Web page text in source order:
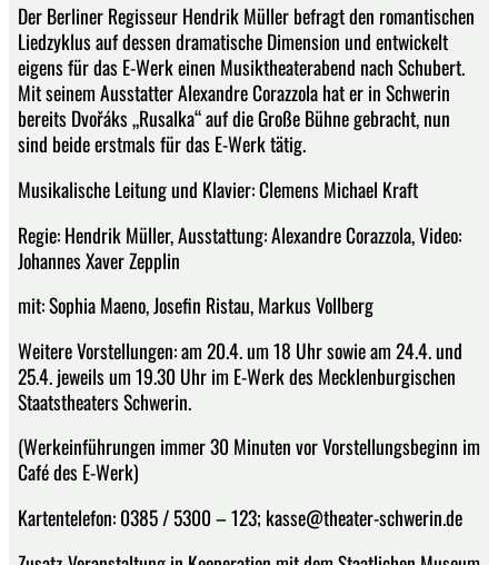
Der Berliner Regisseur Hendrik Müller befragt den romantischen
Liedzyklus auf dessen dramatische Dimension und entwickelt
eigens für das E-Werk einen Musiktheaterabend nach Schubert.
Mit seinem Ausstatter Alexandre Corazzola hat er in Schwerin
bereits Dvořáks „Rusalka“ auf die Große Bühne gebracht, nun
sind beide erstmals für das E-Werk tätig.
Musikalische Leitung und Klavier: Clemens Michael Kraft
Regie: Hendrik Müller, Ausstattung: Alexandre Corazzola, Video:
Johannes Xaver Zepplin
mit: Sophia Maeno, Josefin Ristau, Markus Vollberg
Weitere Vorstellungen: am 20.4. um 18 Uhr sowie am 24.4. und
25.4. jeweils um 19.30 Uhr im E-Werk des Mecklenburgischen
Staatstheaters Schwerin.
(Werkeinführungen immer 30 Minuten vor Vorstellungsbeginn im
Café des E-Werk)
Kartentelefon: 0385 / 5300 – 123; kasse@theater-schwerin.de